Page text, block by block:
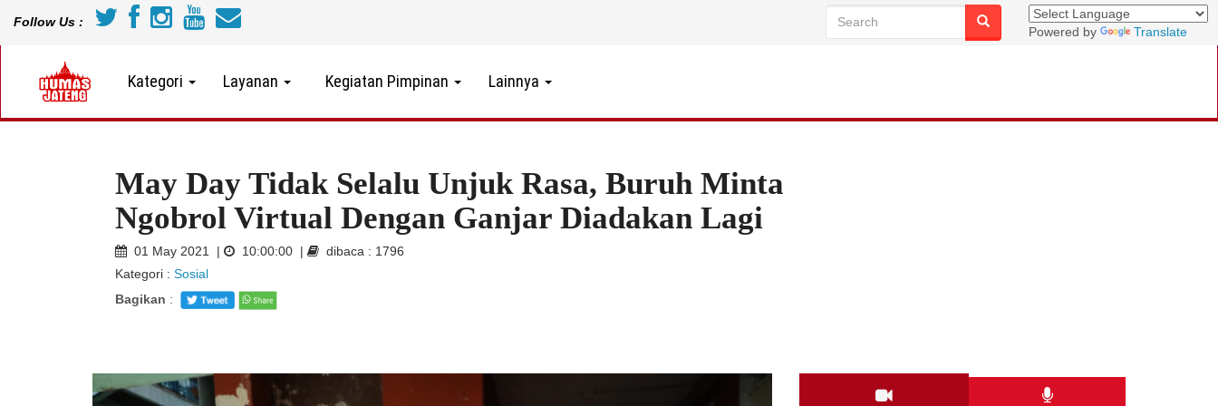
Follow Us :
Powered by Translate
Kategori Layanan Kegiatan Pimpinan Lainnya
May Day Tidak Selalu Unjuk Rasa, Buruh Minta
Ngobrol Virtual Dengan Ganjar Diadakan Lagi
01 May 2021 | 10:00:00 |
dibaca : 1796
Kategori : Sosial
Bagikan :